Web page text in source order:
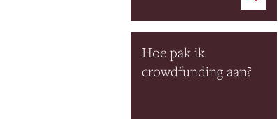
Hoe pak ik
crowdfunding aan?